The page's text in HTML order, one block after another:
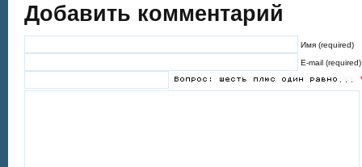
Добавить комментарий
Имя (required)
E-mail (required)